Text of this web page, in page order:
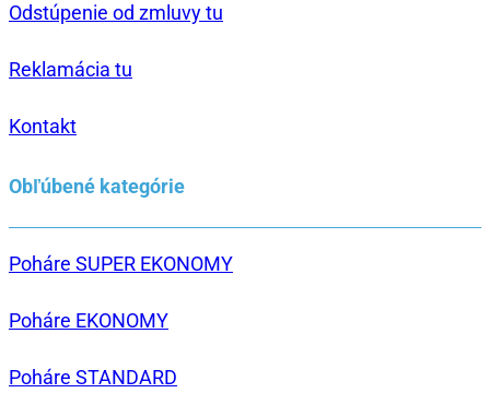
Odstúpenie od zmluvy tu
Reklamácia tu
Kontakt
Obľúbené kategórie
Poháre SUPER EKONOMY
Poháre EKONOMY
Poháre STANDARD